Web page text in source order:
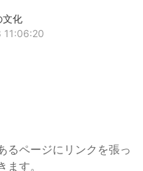
文化
るページにリンクを張っ
す。